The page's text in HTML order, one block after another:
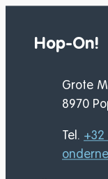
Hop-On!
AdresGrote
,8970
+32
E-mail